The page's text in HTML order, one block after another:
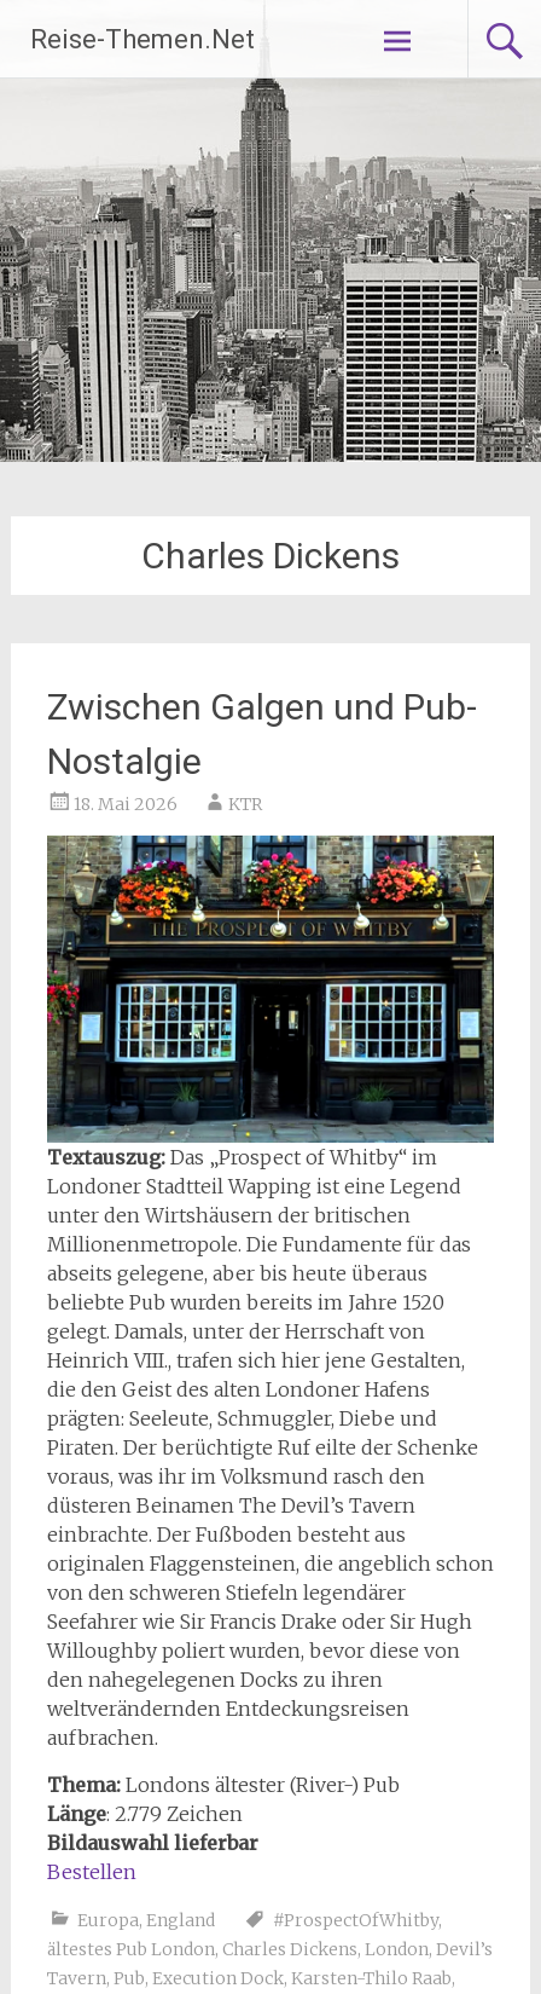
Inhalt
springen
Reise-Themen.Net
Charles Dickens
Zwischen Galgen und Pub-
Nostalgie
18. Mai 2026 KTR
Textauszug: Das „Prospect of Whitby“ im
Londoner Stadtteil Wapping ist eine Legend
unter den Wirtshäusern der britischen
Millionenmetropole. Die Fundamente für das
abseits gelegene, aber bis heute überaus
beliebte Pub wurden bereits im Jahre 1520
gelegt. Damals, unter der Herrschaft von
Heinrich VIII., trafen sich hier jene Gestalten,
die den Geist des alten Londoner Hafens
prägten: Seeleute, Schmuggler, Diebe und
Piraten. Der berüchtigte Ruf eilte der Schenke
voraus, was ihr im Volksmund rasch den
düsteren Beinamen The Devil’s Tavern
einbrachte. Der Fußboden besteht aus
originalen Flaggensteinen, die angeblich schon
von den schweren Stiefeln legendärer
Seefahrer wie Sir Francis Drake oder Sir Hugh
Willoughby poliert wurden, bevor diese von
den nahegelegenen Docks zu ihren
weltverändernden Entdeckungsreisen
aufbrachen.
Thema: Londons ältester (River-) Pub
Länge: 2.779 Zeichen
Bildauswahl lieferbar
Bestellen
Europa, England #ProspectOfWhitby,
ältestes Pub London, Charles Dickens, London, Devil’s
Tavern, Pub, Execution Dock, Karsten-Thilo Raab,